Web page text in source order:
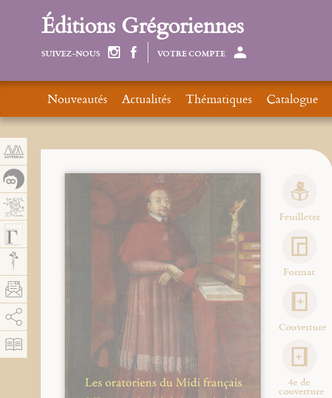
Feuilleter
Format
Couverture
4e de
couverture
Éditions Grégoriennes
SUIVEZ-NOUS VOTRE COMPTE
Nouveautés Actualités Thématiques Catalogue
Panneau de gestion des cookies